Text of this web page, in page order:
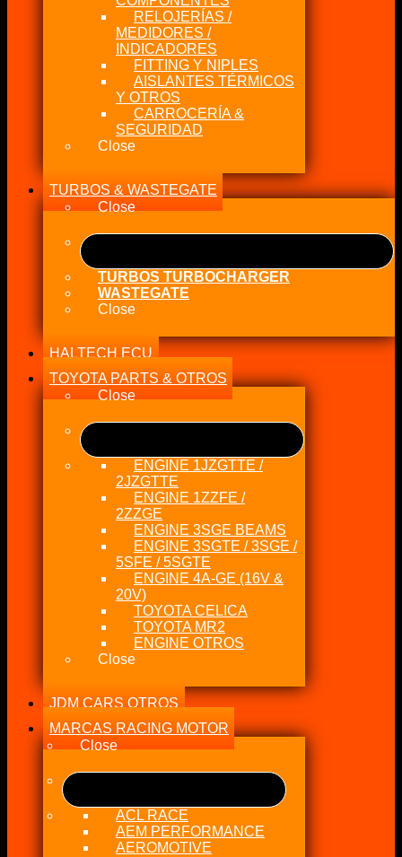
RELOJERÍAS /
MEDIDORES /
INDICADORES
FITTING Y NIPLES
AISLANTES TÉRMICOS
Y OTROS
CARROCERÍA &
SEGURIDAD
Close
TURBOS & WASTEGATE
Close
TURBOS TURBOCHARGER
WASTEGATE
Close
HALTECH ECU
TOYOTA PARTS & OTROS
Close
ENGINE 1JZGTTE /
2JZGTTE
ENGINE 1ZZFE /
2ZZGE
ENGINE 3SGE BEAMS
ENGINE 3SGTE / 3SGE /
5SFE / 5SGTE
ENGINE 4A-GE (16V &
20V)
TOYOTA CELICA
TOYOTA MR2
ENGINE OTROS
Close
JDM CARS OTROS
MARCAS RACING MOTOR
Close
ACL RACE
AEM PERFORMANCE
AEROMOTIVE